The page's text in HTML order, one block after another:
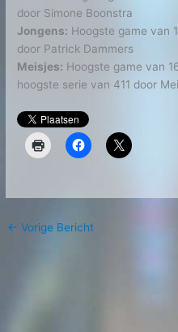
door Simone Boonstra
Jongens: Hoogste game van
door Patrick Dammers
Meisjes: Hoogste game van
hoogste serie van 411 door
← Vorige Bericht